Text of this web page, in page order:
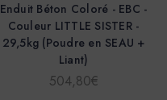
Enduit Béton Coloré - EBC -
Couleur LITTLE SISTER -
29,5kg (Poudre en SEAU +
Liant)
504,80€